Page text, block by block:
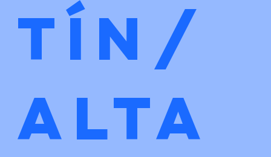
tín/
Alta